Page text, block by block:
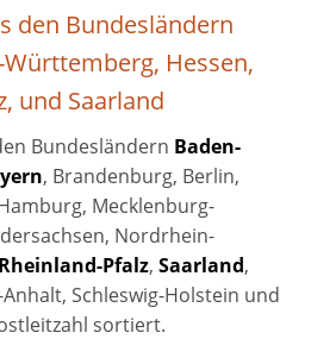
den Bundesländern
Hessen,
und Saarland
Bundesländern Baden-
, Brandenburg, Berlin,
Mecklenburg-
Nordrhein-
Rheinland-Pfalz, Saarland,
Schleswig-Holstein und
sortiert.